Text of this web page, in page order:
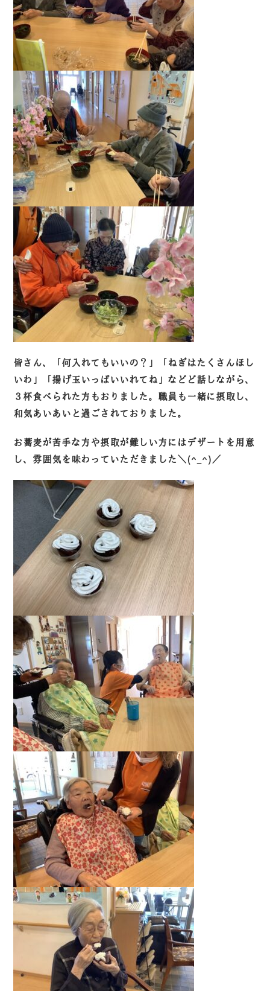
皆さん、「何入れてもいいの？」「ねぎはたくさんほし
いわ」「揚げ玉いっぱいいれてね」などど話しながら、
３杯食べられた方もおりました。職員も一緒に摂取し、
和気あいあいと過ごされておりました。
お蕎麦が苦手な方や摂取が難しい方にはデザートを用意
し、雰囲気を味わっていただきました＼(^_^)／